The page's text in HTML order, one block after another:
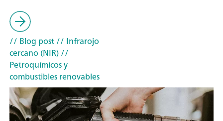
// Blog post// Infrarojo
cercano (NIR)//
Petroquímicos y
combustibles renovables